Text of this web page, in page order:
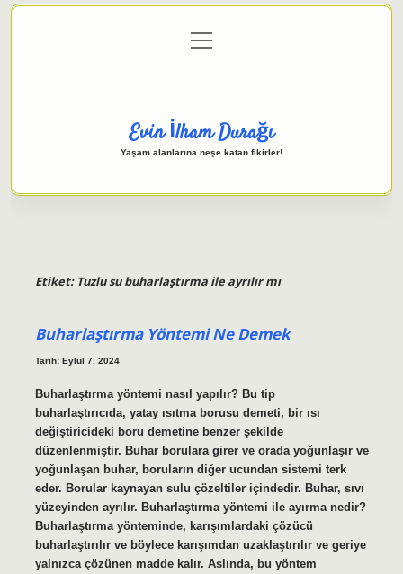
Gizlilik Politikası
menüyü
aç
Evin İlham Durağı
Yaşam alanlarına neşe katan fikirler!
Etiket: Tuzlu su buharlaştırma ile ayrılır mı
Buharlaştırma Yöntemi Ne Demek
Tarih: Eylül 7, 2024
Buharlaştırma yöntemi nasıl yapılır? Bu tip
buharlaştırıcıda, yatay ısıtma borusu demeti, bir ısı
değiştiricideki boru demetine benzer şekilde
düzenlenmiştir. Buhar borulara girer ve orada yoğunlaşır ve
yoğunlaşan buhar, boruların diğer ucundan sistemi terk
eder. Borular kaynayan sulu çözeltiler içindedir. Buhar, sıvı
yüzeyinden ayrılır. Buharlaştırma yöntemi ile ayırma nedir?
Buharlaştırma yönteminde, karışımlardaki çözücü
buharlaştırılır ve böylece karışımdan uzaklaştırılır ve geriye
yalnızca çözünen madde kalır. Aslında, bu yöntem